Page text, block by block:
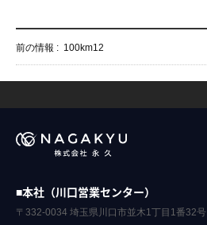
前の情報 : 100km12
■本社（川口営業センター）
〒332-0034 埼玉県川口市並木1丁目1番32号